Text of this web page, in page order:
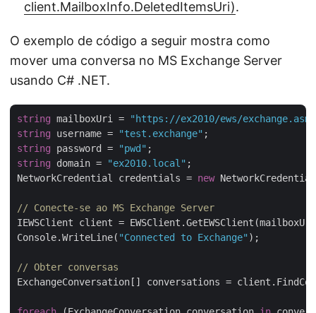
client.MailboxInfo.DeletedItemsUri).
O exemplo de código a seguir mostra como
mover uma conversa no MS Exchange Server
usando C# .NET.
string mailboxUri =
"https://ex2010/ews/
string username = "test.exchange"
string password = "pwd"
string domain = "ex2010.local" ;
NetworkCredential credentials = new
// Conecte-se ao MS Exchange Server
IEWSClient client =
Console.WriteLine( "Connected to Exchange" );
// Obter conversas
ExchangeConversation[] conversations =